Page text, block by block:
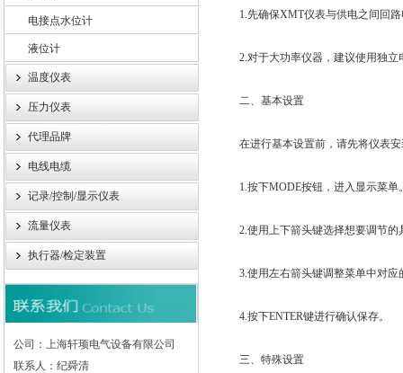
电接点水位计
液位计
温度仪表
压力仪表
代理品牌
电线电缆
记录/控制/显示仪表
流量仪表
执行器/检定装置
公司：上海轩顼电气设备有限公司
联系人：纪舜清
1.先确保XMT仪表与供电之间回路
2.对于大功率仪器，建议使用独立
二、基本设置
在进行基本设置前，请先将仪表安
1.按下MODE按钮，进入显示菜单
2.使用上下箭头键选择想要调节的
3.使用左右箭头键调整菜单中对应
4.按下ENTER键进行确认保存。
三、特殊设置